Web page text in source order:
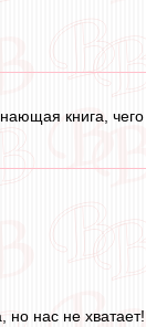
книга,
но нас не хватает!